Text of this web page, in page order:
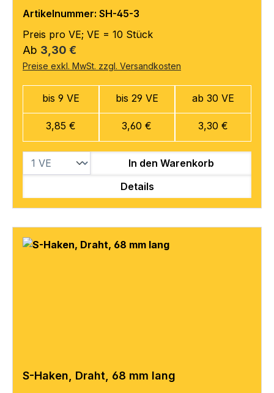
Artikelnummer: SH-45-3
Preis pro VE; VE = 10 Stück
Regulärer Preis:
Ab 3,30 €
Preise exkl. MwSt. zzgl. Versandkosten
bis 9 VE
3,85 €
bis 29 VE
3,60 €
ab 30 VE
3,30 €
In den Warenkorb
Details
S-Haken, Draht, 68 mm lang